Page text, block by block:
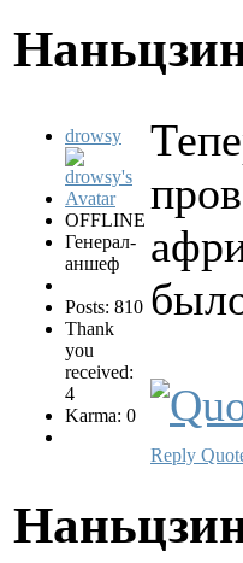
drowsy
OFFLINE
Генерал-
аншеф
Posts: 810
Thank
you
received:
4
Karma: 0
Reply